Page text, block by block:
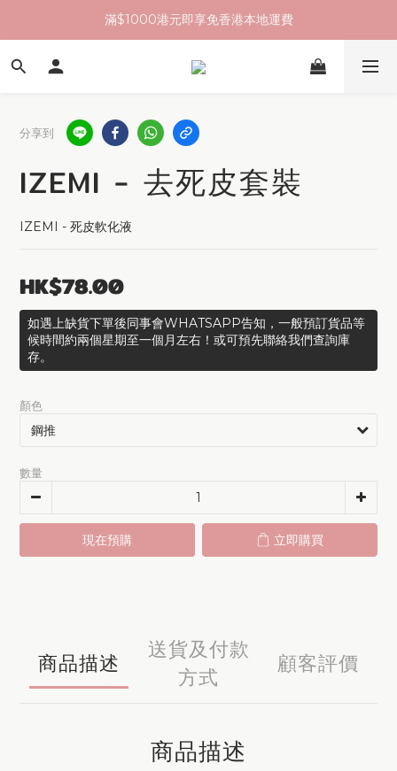
滿$1000港元即享免香港本地運費
分享到
IZEMI - 去死皮套裝
IZEMI - 死皮軟化液
HK$78.00
如遇上缺貨下單後同事會WHATSAPP告知，一般預訂貨品等
候時間約兩個星期至一個月左右！或可預先聯絡我們查詢庫
存。
顏色
數量
現在預購 立即購買
商品描述
送貨及付款
方式
顧客評價
商品描述